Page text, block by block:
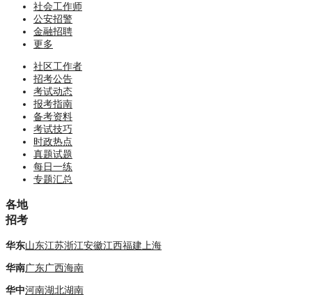
社会工作师
公安招警
金融招聘
更多
社区工作者
招考公告
考试动态
报考指南
备考资料
考试技巧
时政热点
真题试题
每日一练
专题汇总
各地
招考
华东山东江苏浙江安徽江西福建 上海
华南广东广西海南
华中河南湖北湖南